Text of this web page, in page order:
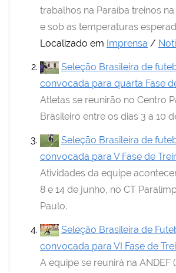
trabalhos na Paraíba treinos
e sob as temperaturas
Localizado em Imprensa /
Seleção Brasileira de
convocada para quarta Fase
Atletas se reunirão no Centro
Brasileiro entre os dias 3 a 10
Seleção Brasileira de
convocada para V Fase de
Atividades da equipe
8 e 14 de junho, no CT
Paulo.
Seleção Brasileira de
convocada para VI Fase de
A equipe se reunirá na ANDEF